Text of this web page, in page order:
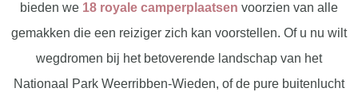
bieden we 18 royale camperplaatsen voorzien van alle
gemakken die een reiziger zich kan voorstellen. Of u nu wilt
wegdromen bij het betoverende landschap van het
Nationaal Park Weerribben-Wieden, of de pure buitenlucht